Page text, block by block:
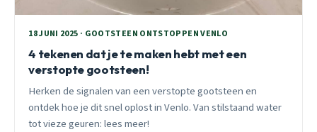
18 JUNI 2025 · GOOTSTEEN ONTSTOPPEN VENLO
4 tekenen dat je te maken hebt met een
verstopte gootsteen!
Herken de signalen van een verstopte gootsteen en
ontdek hoe je dit snel oplost in Venlo. Van stilstaand water
tot vieze geuren: lees meer!